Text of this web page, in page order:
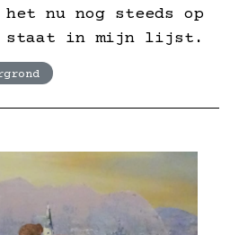
nu nog steeds op
staat in mijn lijst.